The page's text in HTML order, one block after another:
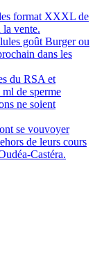
format XXXL de
la vente.
goût Burger ou
dans les
du RSA et
de sperme
ne soient
se vouvoyer
de leurs cours
Castéra.